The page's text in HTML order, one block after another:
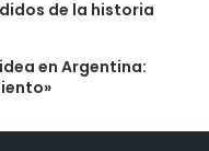
de la historia
en Argentina: